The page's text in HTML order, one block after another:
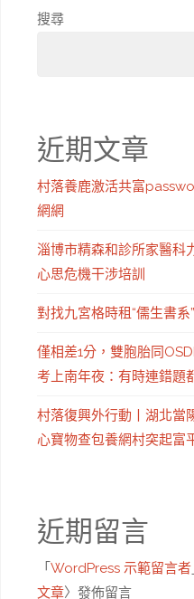
搜尋
近期文章
村落養鹿激活共富
網網
淄博市精森和診所家醫科
心思危機干涉培訓
對找九宮格時租“儒生書
僅相差1分，雙胞胎同
考上南年夜：有時連錯題
村落復興外行動丨湖北當
心寶物查包養網村突起富
近期留言
「WordPress 示範留言者
文章〉發佈留言